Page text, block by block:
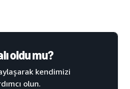
oldu mu?
kendimizi
olun.